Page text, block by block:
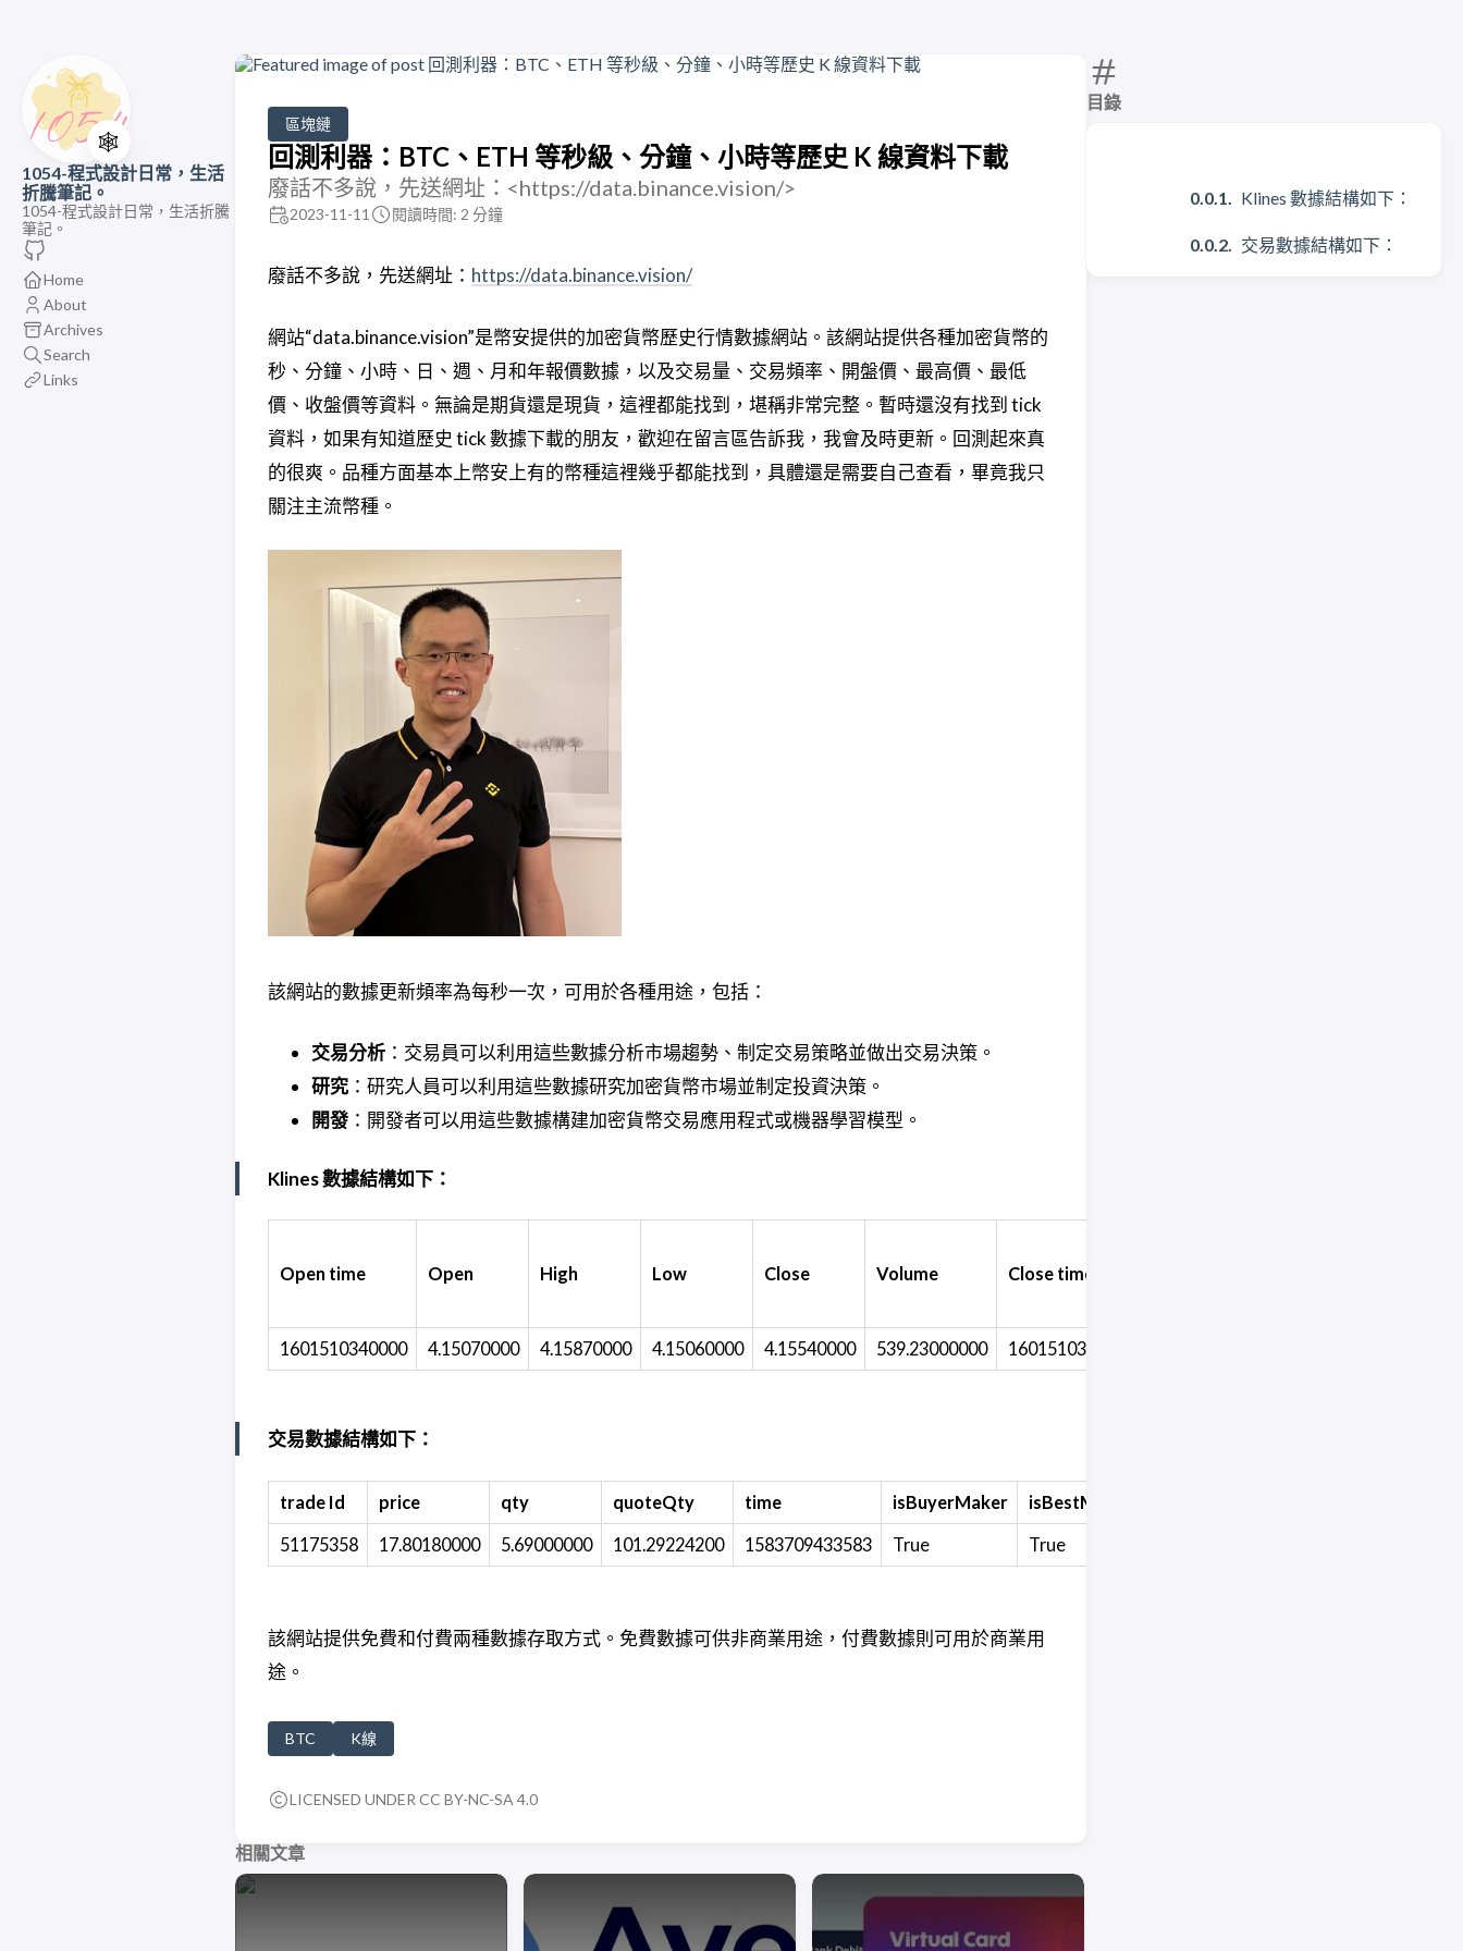
🕸️
1054-程式設計日常，生活
折騰筆記。
1054-程式設計日常，生活折騰
筆記。
Home
About
Archives
Search
Links
目錄
Klines 數據結構如下：
交易數據結構如下：
區塊鏈
回測利器：BTC、ETH 等秒級、分鐘、小時等歷史 K 線資料下載
廢話不多說，先送網址：<https://data.binance.vision/>
2023-11-11 閱讀時間: 2 分鐘
廢話不多說，先送網址： https://data.binance.vision/
網站“data.binance.vision”是幣安提供的加密貨幣歷史行情數據網站。該網站提供各種加密貨幣的
秒、分鐘、小時、日、週、月和年報價數據，以及交易量、交易頻率、開盤價、最高價、最低
價、收盤價等資料。無論是期貨還是現貨，這裡都能找到，堪稱非常完整。暫時還沒有找到 tick
資料，如果有知道歷史 tick 數據下載的朋友，歡迎在留言區告訴我，我會及時更新。回測起來真
的很爽。品種方面基本上幣安上有的幣種這裡幾乎都能找到，具體還是需要自己查看，畢竟我只
關注主流幣種。
該網站的數據更新頻率為每秒一次，可用於各種用途，包括：
交易分析：交易員可以利用這些數據分析市場趨勢、制定交易策略並做出交易決策。
研究：研究人員可以利用這些數據研究加密貨幣市場並制定投資決策。
開發：開發者可以用這些數據構建加密貨幣交易應用程式或機器學習模型。
Klines 數據結構如下：
Open time Open High Low Close Volume Close time
1601510340000 4.15070000 4.15870000 4.15060000 4.15540000 539.23000000 1601510399999
交易數據結構如下：
trade Id price qty quoteQty time isBuyerMaker isBestMatch
51175358 17.80180000 5.69000000 101.29224200 1583709433583 True True
該網站提供免費和付費兩種數據存取方式。免費數據可供非商業用途，付費數據則可用於商業用
途。
BTC K線
LICENSED UNDER CC BY-NC-SA 4.0
相關文章